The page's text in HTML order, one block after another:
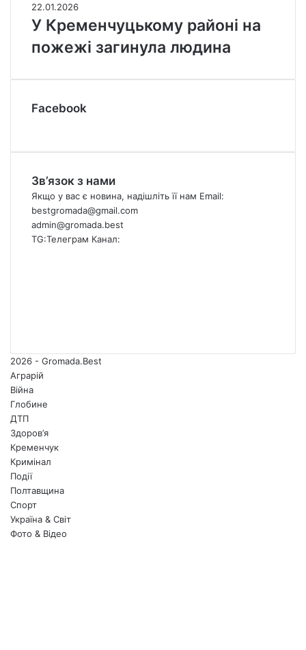
22.01.2026
У Кременчуцькому районі на
пожежі загинула людина
Facebook
Зв’язок з нами
Якщо у вас є новина, надішліть її нам Email:
bestgromada@gmail.com
admin@gromada.best
TG:Телеграм Канал:
2026 - Gromada.Best
Аграрій
Війна
Глобине
ДТП
Здоров’я
Кременчук
Кримінал
Події
Полтавщина
Спорт
Україна & Світ
Фото & Відео